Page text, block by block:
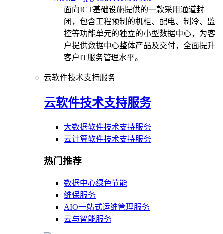
面向ICT基础设施提供的一款采用通道封
闭，包含工程预制的机柜、配电、制冷、监
控等功能单元的独立的小型数据中心，为客
户提供数据中心整体产品及交付，全面提升
客户IT服务管理水平。
云软件技术支持服务
云软件技术支持服务
大数据软件技术支持服务
云计算软件技术支持服务
热门推荐
数据中心绿色节能
维保服务
AIO一站式运维管理服务
云与智能服务